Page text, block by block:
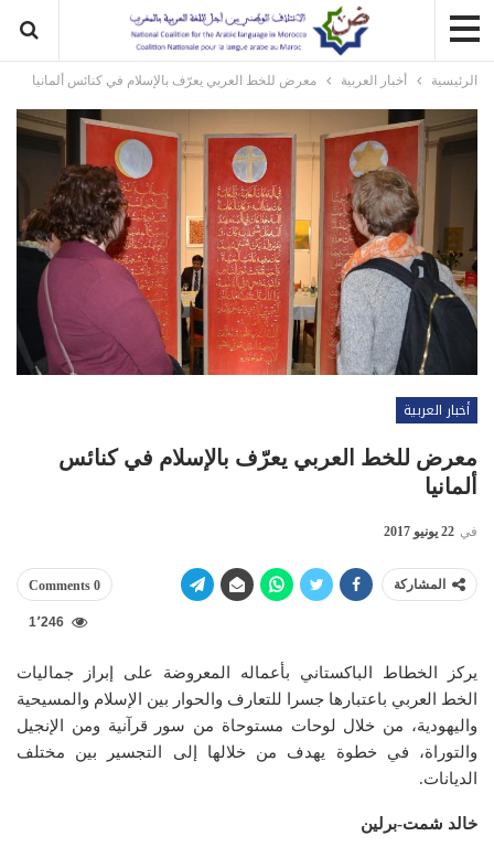
الرئيسية أخبار العربية معرض للخط العربي يعرّف بالإسلام في كنائس ألمانيا
أخبار العربية
معرض للخط العربي يعرّف بالإسلام في كنائس
ألمانيا
في 22 يونيو 2017
المشاركة 0 Comments
1٬246
يركز الخطاط الباكستاني بأعماله المعروضة على إبراز جماليات
الخط العربي باعتبارها جسرا للتعارف والحوار بين الإسلام والمسيحية
واليهودية، من خلال لوحات مستوحاة من سور قرآنية ومن الإنجيل
والتوراة، في خطوة يهدف من خلالها إلى التجسير بين مختلف
الديانات.
خالد شمت-برلين